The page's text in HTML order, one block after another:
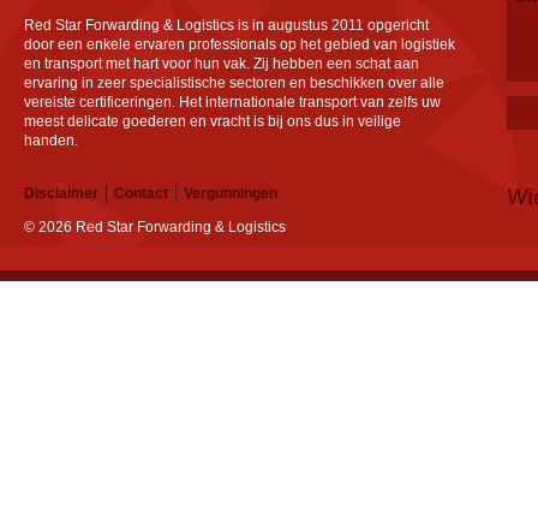
Red Star Forwarding & Logistics is in augustus 2011 opgericht
door een enkele ervaren professionals op het gebied van logistiek
en transport met hart voor hun vak. Zij hebben een schat aan
ervaring in zeer specialistische sectoren en beschikken over alle
vereiste certificeringen. Het internationale transport van zelfs uw
meest delicate goederen en vracht is bij ons dus in veilige
handen.
Disclaimer Contact
Vergunningen
© 2026 Red Star Forwarding & Logistics